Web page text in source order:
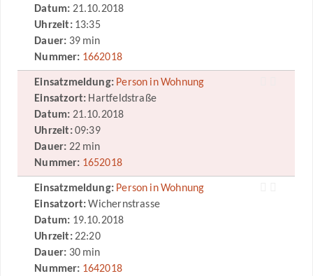
Datum: 21.10.2018
Uhrzeit:13:35
Dauer: 39 min
Nummer: 1662018
Einsatzmeldung: Person in Wohnung
Einsatzort: Hartfeldstraße
Datum: 21.10.2018
Uhrzeit:09:39
Dauer: 22 min
Nummer: 1652018
Einsatzmeldung: Person in Wohnung
Einsatzort:Wichernstrasse
Datum: 19.10.2018
Uhrzeit:22:20
Dauer: 30 min
Nummer: 1642018